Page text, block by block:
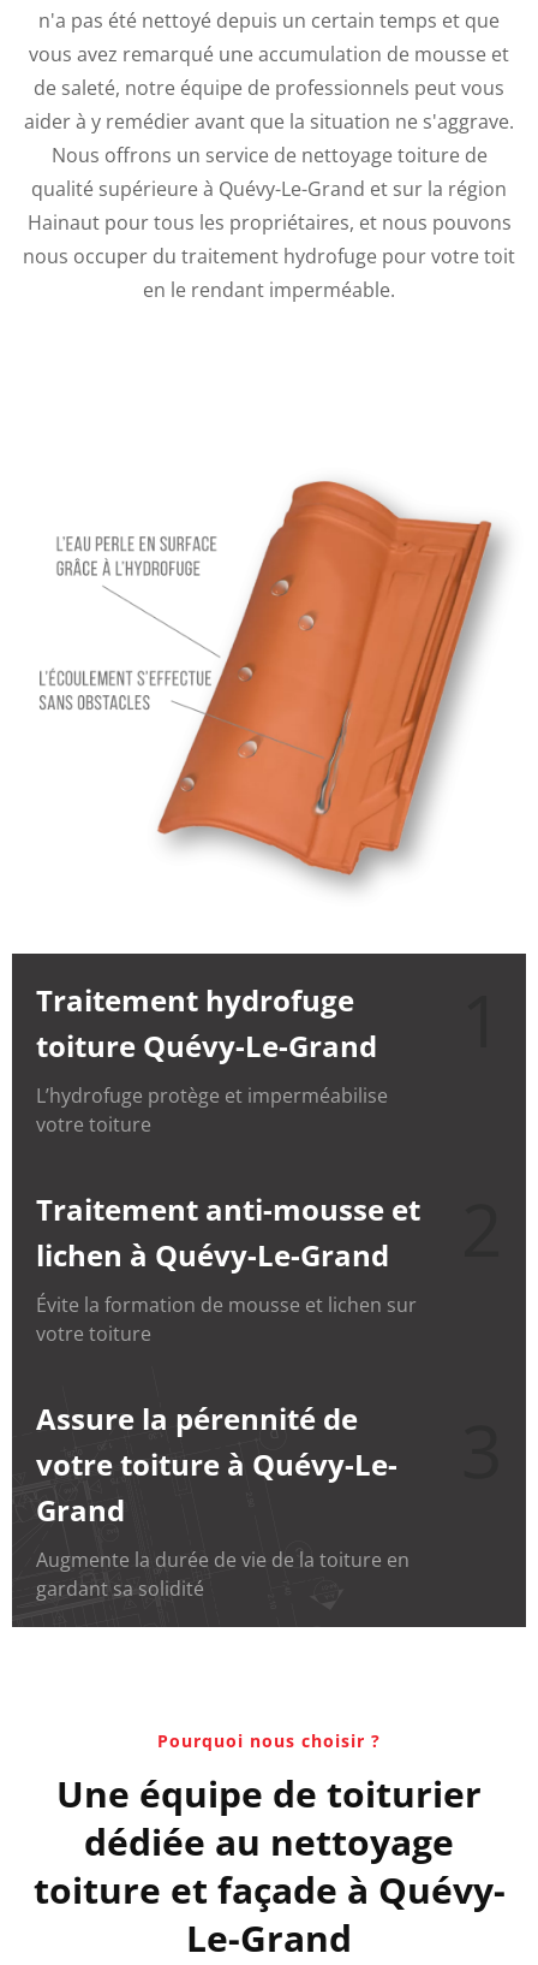
n'a pas été nettoyé depuis un certain temps et que
vous avez remarqué une accumulation de mousse et
de saleté, notre équipe de professionnels peut vous
aider à y remédier avant que la situation ne s'aggrave.
Nous offrons un service de nettoyage toiture de
qualité supérieure à Quévy-Le-Grand et sur la région
Hainaut pour tous les propriétaires, et nous pouvons
nous occuper du traitement hydrofuge pour votre toit
en le rendant imperméable.
Traitement hydrofuge
toiture Quévy-Le-Grand
L’hydrofuge protège et imperméabilise
votre toiture
Traitement anti-mousse et
lichen à Quévy-Le-Grand
Évite la formation de mousse et lichen sur
votre toiture
Assure la pérennité de
votre toiture à Quévy-Le-
Grand
Augmente la durée de vie de la toiture en
gardant sa solidité
Pourquoi nous choisir ?
Une équipe de toiturier
dédiée au nettoyage
toiture et façade à Quévy-
Le-Grand